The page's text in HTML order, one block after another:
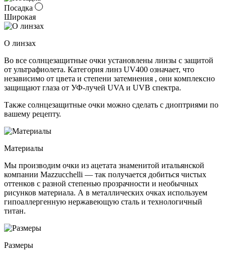
Посадка
Широкая
О линзах
Во все солнцезащитные очки установлены линзы c защитой
от ультрафиолета. Категория линз UV400 означает, что
независимо от цвета и степени затемнения , они комплексно
защищают глаза от УФ-лучей UVA и UVB спектра.
Также солнцезащитные очки можно сделать с диоптриями по
вашему рецепту.
Материалы
Мы производим очки из ацетата знаменитой итальянской
компании Mazzucchelli — так получается добиться чистых
оттенков с разной степенью прозрачности и необычных
рисунков материала. А в металлических очках используем
гипоаллергенную нержавеющую сталь и технологичный
титан.
Размеры